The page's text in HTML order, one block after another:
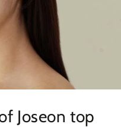
Joseon top